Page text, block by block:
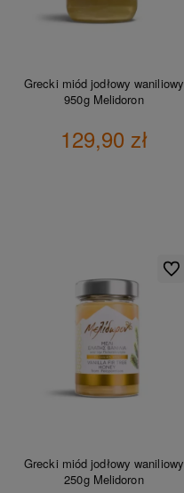
Grecki miód jodłowy waniliowy
950g Melidoron
129,90 zł
Grecki miód jodłowy waniliowy
250g Melidoron
Do